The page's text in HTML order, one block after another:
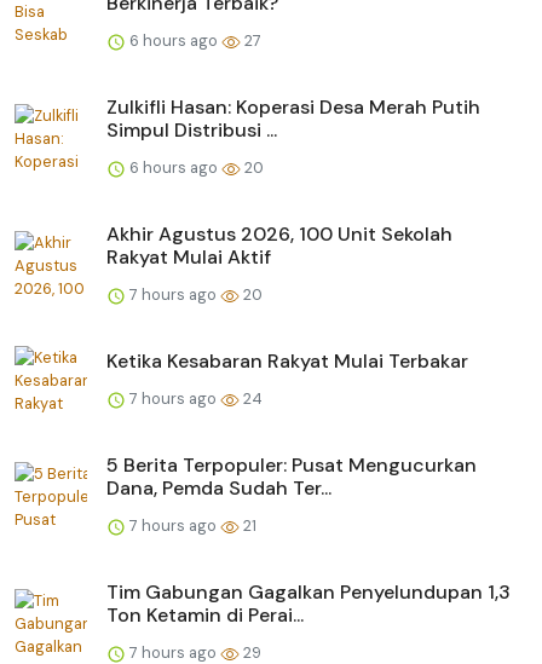
6 hours ago 27
Zulkifli Hasan: Koperasi Desa Merah Putih
Simpul Distribusi ...
6 hours ago 20
Akhir Agustus 2026, 100 Unit Sekolah
Rakyat Mulai Aktif
7 hours ago 20
Ketika Kesabaran Rakyat Mulai Terbakar
7 hours ago 24
5 Berita Terpopuler: Pusat Mengucurkan
Dana, Pemda Sudah Ter...
7 hours ago 21
Tim Gabungan Gagalkan Penyelundupan 1,3
Ton Ketamin di Perai...
7 hours ago 29